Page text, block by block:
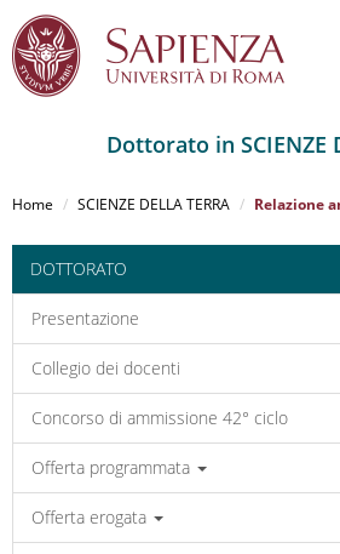
al
principale
Dottorato in SCIENZE
Home SCIENZE DELLA TERRA Relazione
DOTTORATO
Presentazione
Collegio dei docenti
Concorso di ammissione 42° ciclo
Offerta programmata
Offerta erogata